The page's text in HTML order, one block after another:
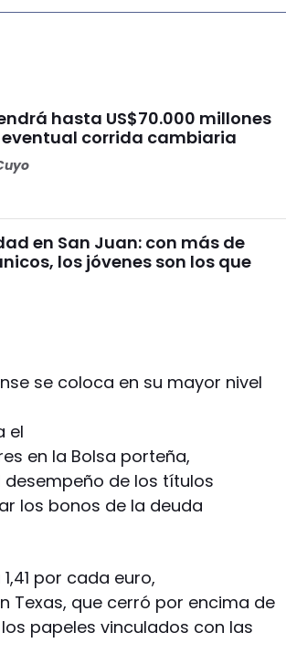
hasta US$70.000 millones
corrida cambiaria
en San Juan: con más de
los jóvenes son los que
se coloca en su mayor nivel
el
en la Bolsa porteña,
de los títulos
los bonos de la deuda
por cada euro,
Texas, que cerró por encima de
papeles vinculados con las